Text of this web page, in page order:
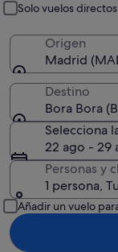
ventana
nueva
Solo vuelos directos
Origen
Madrid
Destino
Bora Bora
Selecciona
22 ago - 29
Personas y
1 persona,
Añadir un vuelo